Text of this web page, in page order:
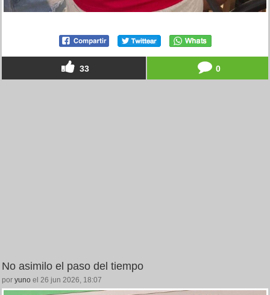
33 0
No asimilo el paso del tiempo
por yuno el 26 jun 2026, 18:07